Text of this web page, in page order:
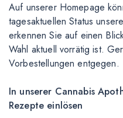
Auf unserer Homepage
tagesaktuellen Status
erkennen Sie auf einen
Wahl aktuell vorrätig ist.
Vorbestellungen entgegen.
In unserer Cannabis
Rezepte einlösen